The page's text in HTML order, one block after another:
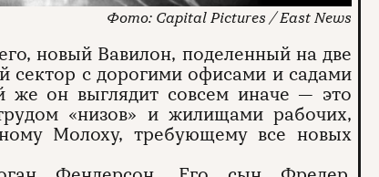
Capital Pictures / East News
новый Вавилон, поделенный на две
сектор с дорогими офисами и садами
же он выглядит совсем иначе — это
«низов» и жилищами рабочих,
Молоху, требующему все новых